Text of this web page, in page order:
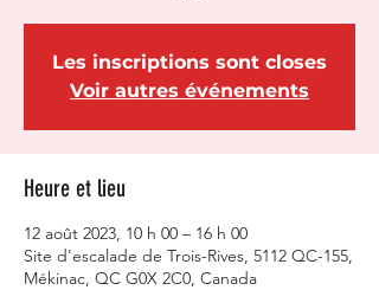
Les inscriptions sont closes
Voir autres événements
Heure et lieu
12 août 2023, 10 h 00 – 16 h 00
Site d'escalade de Trois-Rives, 5112 QC-155,
Mékinac, QC G0X 2C0, Canada